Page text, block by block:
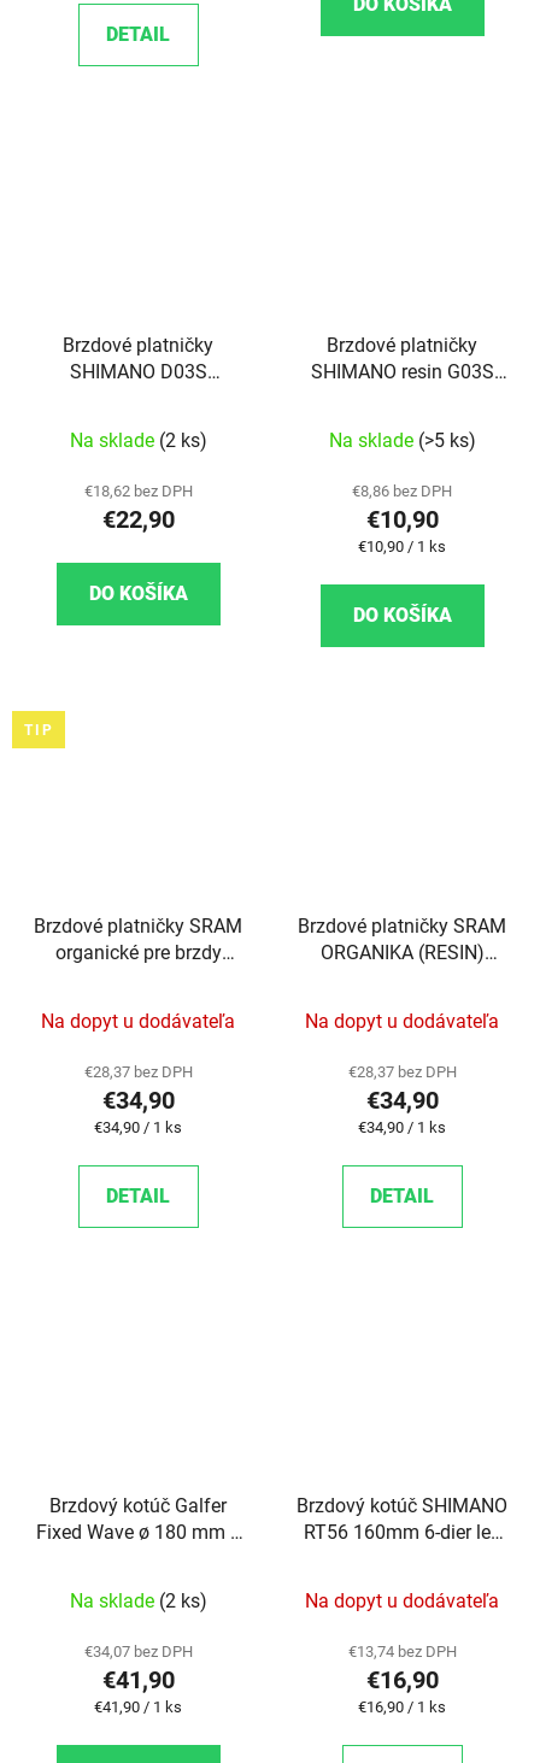
DETAIL
DO KOŠÍKA
Brzdové platničky
SHIMANO D03S
Na sklade (2 ks)
€18,62 bez DPH
€22,90
DO KOŠÍKA
Brzdové platničky
SHIMANO resin G03S
Na sklade (>5 ks)
€8,86 bez DPH
€10,90
Jednotková cena:
€10,90 / 1 ks
DO KOŠÍKA
TIP
Brzdové platničky SRAM
organické pre brzdy
T/LEVEL/LEVEL UL
Na dopyt u dodávateľa
€28,37 bez DPH
€34,90
Jednotková cena:
€34,90 / 1 ks
DETAIL
Brzdové platničky SRAM
ORGANIKA (RESIN)
T/LEVEL/LEVEL
Na dopyt u dodávateľa
€28,37 bez DPH
€34,90
Jednotková cena:
€34,90 / 1 ks
DETAIL
Brzdový kotúč Galfer
Fixed Wave ø 180 mm x
Na sklade (2 ks)
€34,07 bez DPH
€41,90
Jednotková cena:
€41,90 / 1 ks
Brzdový kotúč SHIMANO
RT56 160mm 6-dier len
Na dopyt u dodávateľa
€13,74 bez DPH
€16,90
Jednotková cena:
€16,90 / 1 ks